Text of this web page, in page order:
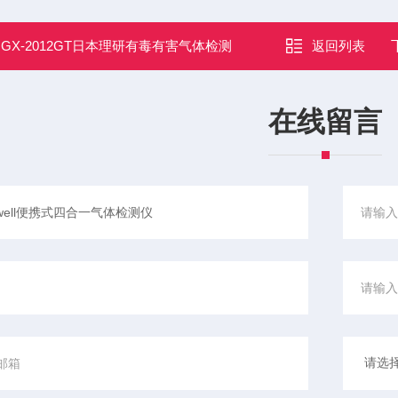
GX-2012GT日本理研有毒有害气体检测 返回列表
在线留言